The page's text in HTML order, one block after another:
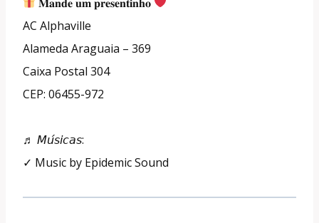
AC Alphaville
Alameda Araguaia – 369
Caixa Postal 304
CEP: 06455-972
♬ 𝘔𝘶́𝘴𝘪𝘤𝘢𝘴:
✓ Music by Epidemic Sound